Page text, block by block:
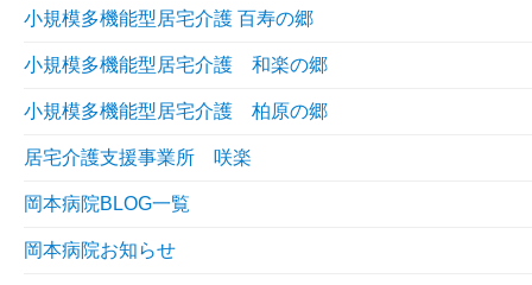
小規模多機能型居宅介護 百寿の郷
小規模多機能型居宅介護 和楽の郷
小規模多機能型居宅介護 柏原の郷
居宅介護支援事業所 咲楽
岡本病院BLOG一覧
岡本病院お知らせ